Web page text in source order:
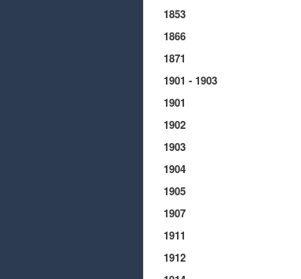
1853
1866
1871
1901 - 1903
1901
1902
1903
1904
1905
1907
1911
1912